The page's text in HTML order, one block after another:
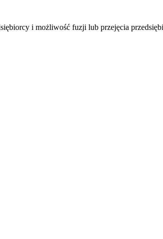
i możliwość fuzji lub przejęcia